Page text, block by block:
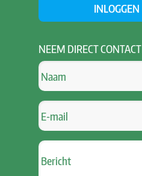
INLOGGEN
NEEM DIRECT